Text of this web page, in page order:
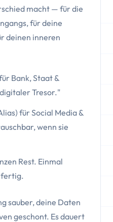
macht — für die
für deine
deinen inneren
Bank, Staat &
Tresor."
für Social Media &
wenn sie
Rest. Einmal
fertig.
sauber, deine Daten
geschont. Es dauert